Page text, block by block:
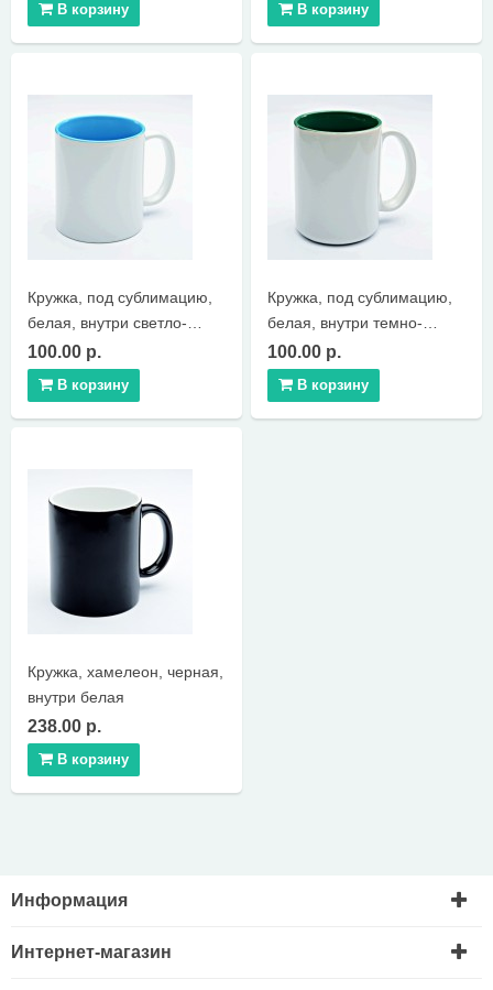
В корзину В корзину
Кружка, под сублимацию,
белая, внутри светло-
синяя
100.00 р.
В корзину
Кружка, под сублимацию,
белая, внутри темно-
зеленая
100.00 р.
В корзину
Кружка, хамелеон, черная,
внутри белая
238.00 р.
В корзину
Информация
Доставка и оплата
Интернет-магазин